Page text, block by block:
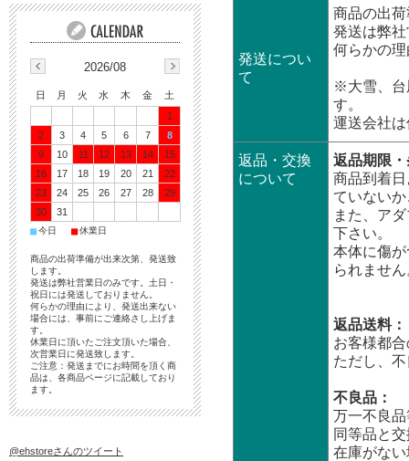
発送につい
て
商品の出
発送は弊
何らかの
※大雪、台
す。
運送会社
返品・交換
について
返品期限
商品到着
ていない
また、ア
下さい。
本体に傷
られませ
返品送料：
お客様都
ただし、
不良品：
万一不良
同等品と
在庫がな
2026/08
日 月 火 水 木 金
土
1
2
3 4 5 6 7
8
9
10 11 12 13 14
15
16
17 18 19 20 21
22
23
24 25 26 27 28
29
30
31
■今日 ■休業日
商品の出荷準備が出来次第、発送致
します。
発送は弊社営業日のみです。土日・
祝日には発送しておりません。
何らかの理由により、発送出来ない
場合には、事前にご連絡さし上げま
す。
休業日に頂いたご注文頂いた場合、
次営業日に発送致します。
ご注意：発送までにお時間を頂く商
品は、各商品ページに記載しており
ます。
@ehstoreさんのツイート